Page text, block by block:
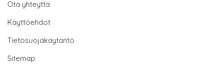
Ota yhteyttä
Käyttöehdot
Tietosuojakäytäntö
Sitemap